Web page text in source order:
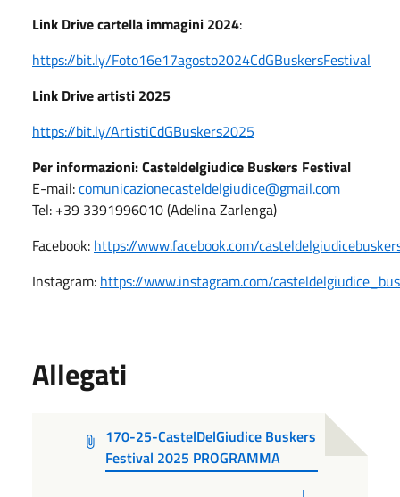
Link Drive cartella immagini 2024:
https://bit.ly/Foto16e17agosto2024CdGBuskersFestival
Link Drive artisti 2025
https://bit.ly/ArtistiCdGBuskers2025
Per informazioni: Casteldelgiudice Buskers Festival
E-mail:comunicazionecasteldelgiudice@gmail.com
Tel: +39 3391996010 (Adelina Zarlenga)
Facebook: https://www.facebook.com/
Instagram: https://www.instagram.com/
Allegati
170-25-CastelDelGiudice Buskers
Festival 2025 PROGRAMMA